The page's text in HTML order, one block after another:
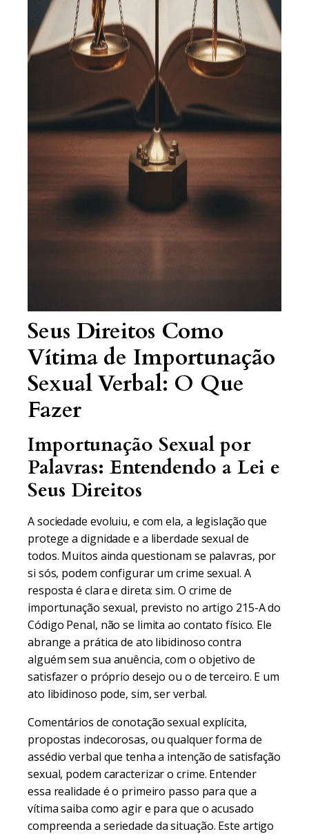
Seus Direitos Como
Vítima de Importunação
Sexual Verbal: O Que
Fazer
Importunação Sexual por
Palavras: Entendendo a Lei e
Seus Direitos
A sociedade evoluiu, e com ela, a legislação que
protege a dignidade e a liberdade sexual de
todos. Muitos ainda questionam se palavras, por
si sós, podem configurar um crime sexual. A
resposta é clara e direta: sim. O crime de
importunação sexual, previsto no artigo 215-A do
Código Penal, não se limita ao contato físico. Ele
abrange a prática de ato libidinoso contra
alguém sem sua anuência, com o objetivo de
satisfazer o próprio desejo ou o de terceiro. E um
ato libidinoso pode, sim, ser verbal.
Comentários de conotação sexual explícita,
propostas indecorosas, ou qualquer forma de
assédio verbal que tenha a intenção de satisfação
sexual, podem caracterizar o crime. Entender
essa realidade é o primeiro passo para que a
vítima saiba como agir e para que o acusado
compreenda a seriedade da situação. Este artigo